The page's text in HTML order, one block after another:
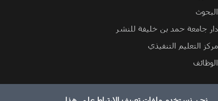
البحوث
دار جامعة حمد بن خليفة للنشر
مركز التعليم التنفيذي
الوظائف